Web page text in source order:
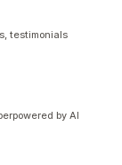
testimonials
by AI